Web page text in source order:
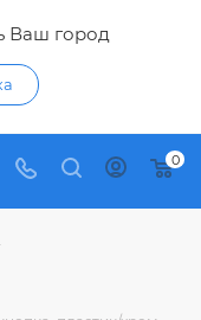
Ваш город
0